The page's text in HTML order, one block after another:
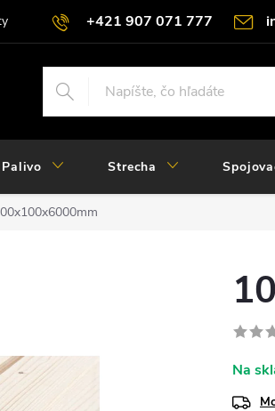
+421 907 071 777
Palivo Strecha
Na